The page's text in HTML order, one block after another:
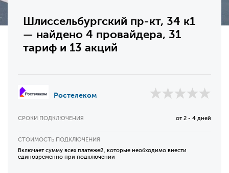
Шлиссельбургский пр-кт, 34 к1
— найдено 4 провайдера, 31
тариф и 13 акций
Ростелеком
СРОКИ ПОДКЛЮЧЕНИЯ от 2 - 4 дней
СТОИМОСТЬ ПОДКЛЮЧЕНИЯ
Включает сумму всех платежей, которые необходимо внести
единовременно при подключении